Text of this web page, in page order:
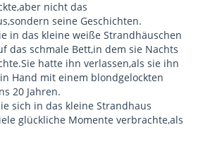
nicht das
seine Geschichten.
in das kleine weiße Strandhäuschen
das schmale Bett,in dem sie Nachts
hatte ihn verlassen,als sie ihn
Hand mit einem blondgelockten
20 Jahren.
sich in das kleine Strandhaus
glückliche Momente verbrachte,als